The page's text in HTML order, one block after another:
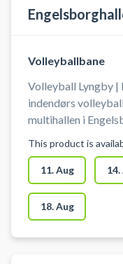
Volleyballbane
Volleyball Lyngby |
indendørs
multihallen i
omklædning.
This product is
11. Aug 14.
18. Aug